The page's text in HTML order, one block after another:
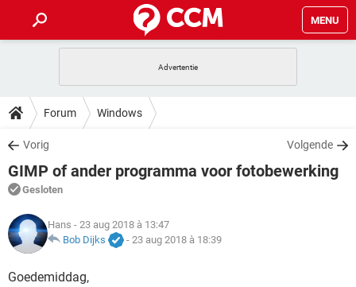
MENU
INSTAGRAM
NETFLIX
GRATIS SNAPCHAT
TIKTOK
HOW-TO
VIDEOBELLEN
NETFLIX
GRATIS
TIKTOK
DOWNLOADS
VIDEOBELLEN GAMES
INSTAGRAM
NETFLIX
GRATIS
TIKTOK
FORUM
VIDEOBELLEN
INSTAGRAM WINDOWS 10
ARTIKELEN
VIDEOBELLEN
INSTAGRAM
Forum Windows
Vorig Volgende
GIMP of ander programma voor fotobewerking
Gesloten
Hans - 23 aug 2018 à 13:47
Bob Dijks
- 23 aug 2018 à 18:39
Goedemiddag,